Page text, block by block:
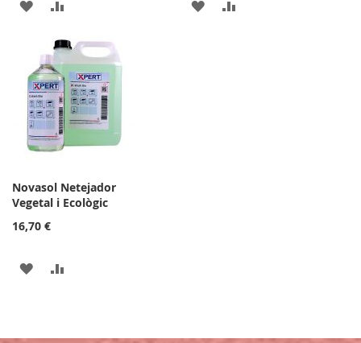
AFEGIR
LA
LLISTA
DE
DESITJOS
COMPARAR
AFEGIR
Novasol Netejador
Vegetal i Ecològic
16,70 €
AFEGIR